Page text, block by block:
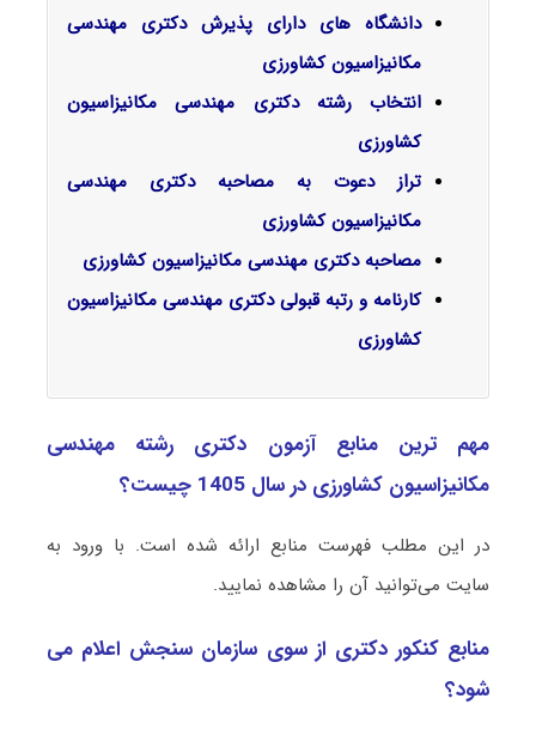
دانشگاه های دارای پذیرش دکتری مهندسی
مکانیزاسیون کشاورزی
انتخاب رشته دکتری مهندسی مکانیزاسیون
کشاورزی
تراز دعوت به مصاحبه دکتری مهندسی
مکانیزاسیون کشاورزی
مصاحبه دکتری مهندسی مکانیزاسیون کشاورزی
کارنامه و رتبه قبولی دکتری مهندسی مکانیزاسیون
کشاورزی
مهم ترین منابع آزمون دکتری رشته مهندسی
مکانیزاسیون کشاورزی در سال 1405 چیست؟
در این مطلب فهرست منابع ارائه شده است. با ورود به
سایت می‌توانید آن را مشاهده نمایید.
منابع کنکور دکتری از سوی سازمان سنجش اعلام می
شود؟